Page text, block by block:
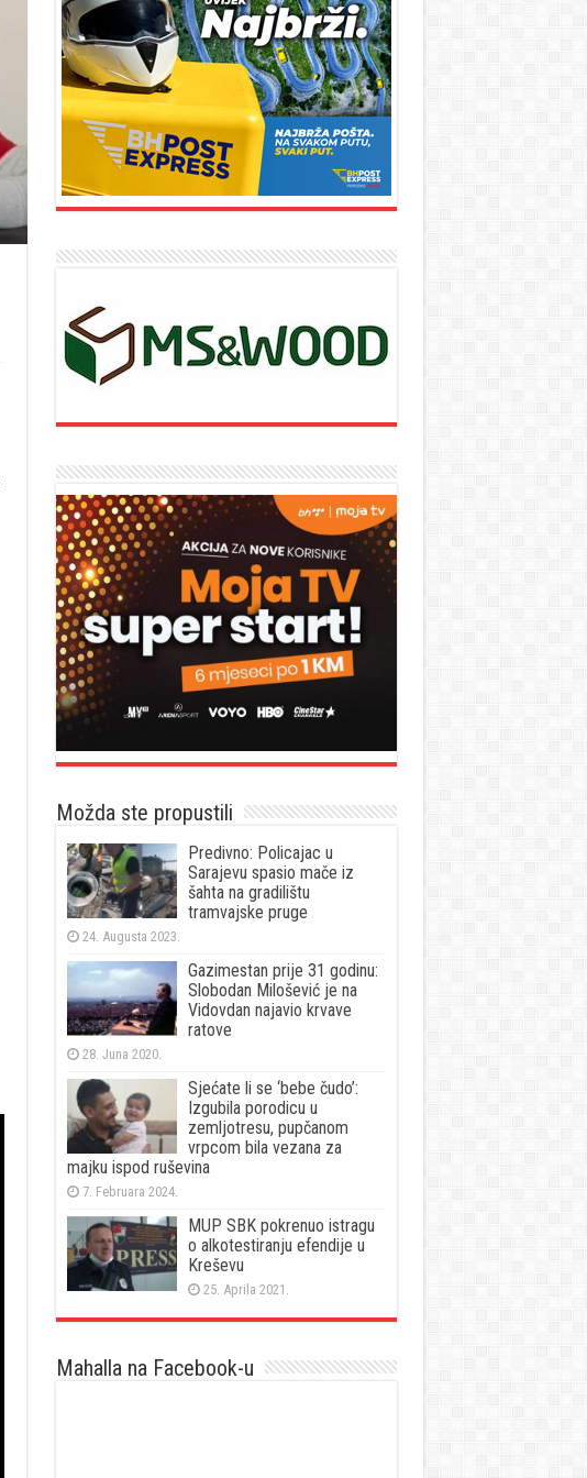
Možda ste propustili
Predivno: Policajac u
Sarajevu spasio mače iz
šahta na gradilištu
tramvajske pruge
24. Augusta 2023.
Gazimestan prije 31 godinu:
Slobodan Milošević je na
Vidovdan najavio krvave
ratove
28. Juna 2020.
Sjećate li se ‘bebe čudo’:
Izgubila porodicu u
zemljotresu, pupčanom
vrpcom bila vezana za
majku ispod ruševina
7. Februara 2024.
MUP SBK pokrenuo istragu
o alkotestiranju efendije u
Kreševu
25. Aprila 2021.
Mahalla na Facebook-u